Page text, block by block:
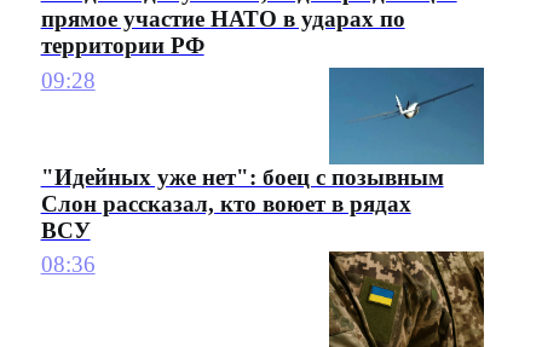
прямое участие НАТО в ударах по
территории РФ
09:28
"Идейных уже нет": боец с позывным
Слон рассказал, кто воюет в рядах
ВСУ
08:36